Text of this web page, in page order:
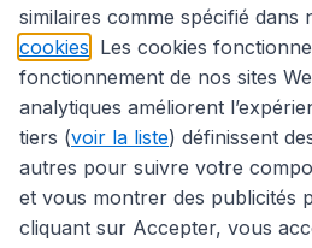
Déclaration d’accessibilité
similaires comme spécifié dans
cookies . Les cookies
fonctionnement de nos sites
analytiques améliorent
tiers (voir la liste) définissent
autres pour suivre votre
et vous montrer des publicités
cliquant sur Accepter, vous